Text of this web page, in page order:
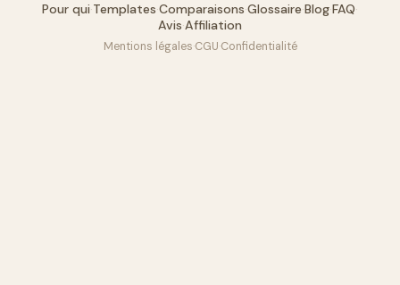
Pour qui·Templates·Comparaisons·Glossaire·Blog·FAQ·
Avis·Affiliation
Mentions légales·CGU·Confidentialité